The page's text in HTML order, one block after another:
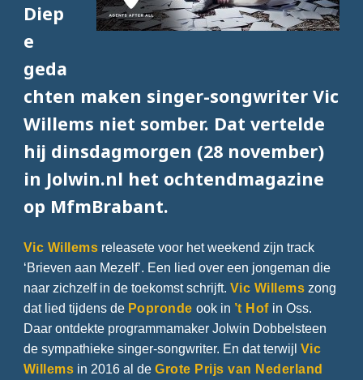
Diep
e
geda
chten maken singer-songwriter Vic
Willems niet somber. Dat vertelde
hij dinsdagmorgen (28 november)
in Jolwin.nl het ochtendmagazine
op MfmBrabant.
Vic Willems releasete voor het weekend zijn track
‘Brieven aan Mezelf’. Een lied over een jongeman die
naar zichzelf in de toekomst schrijft. Vic Willems zong
dat lied tijdens de Popronde ook in ’t Hofin Oss.
Daar ontdekte programmamaker Jolwin Dobbelsteen
de sympathieke singer-songwriter. En dat terwijl Vic
Willems in 2016 al deGrote Prijs van Nederland